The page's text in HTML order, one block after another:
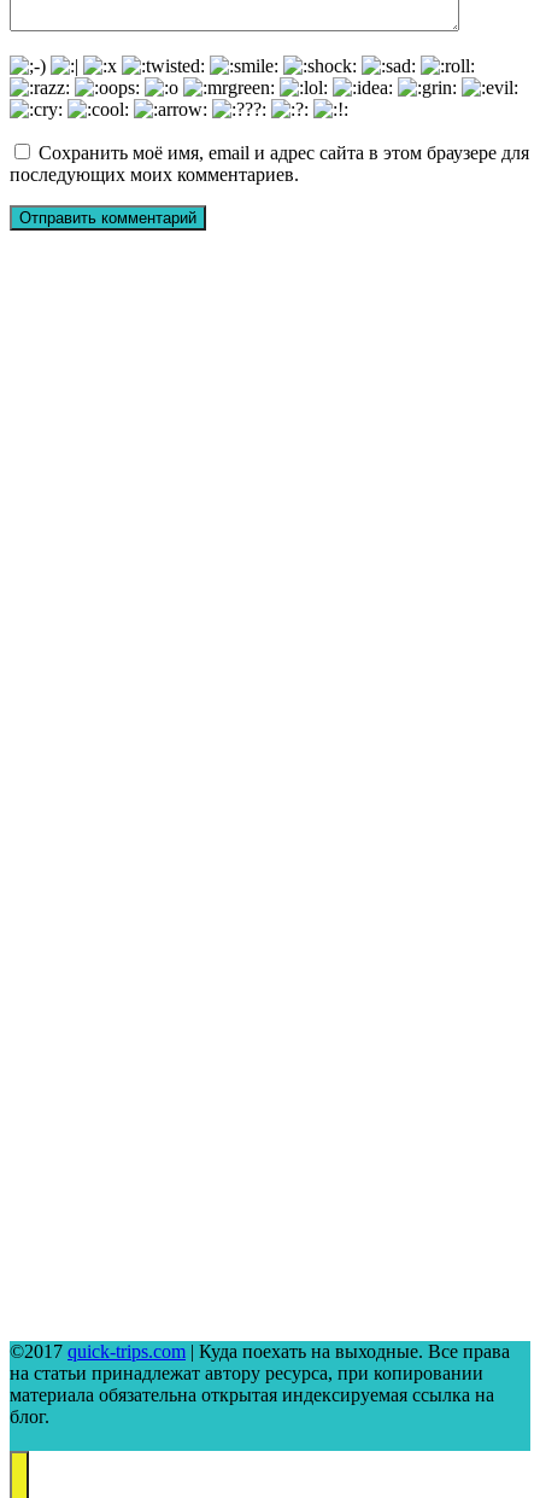
Сохранить моё имя, email и адрес сайта в этом браузере для
последующих моих комментариев.
©2017 quick-trips.com | Куда поехать на выходные. Все права
на статьи принадлежат автору ресурса, при копировании
материала обязательна открытая индексируемая ссылка на
блог.